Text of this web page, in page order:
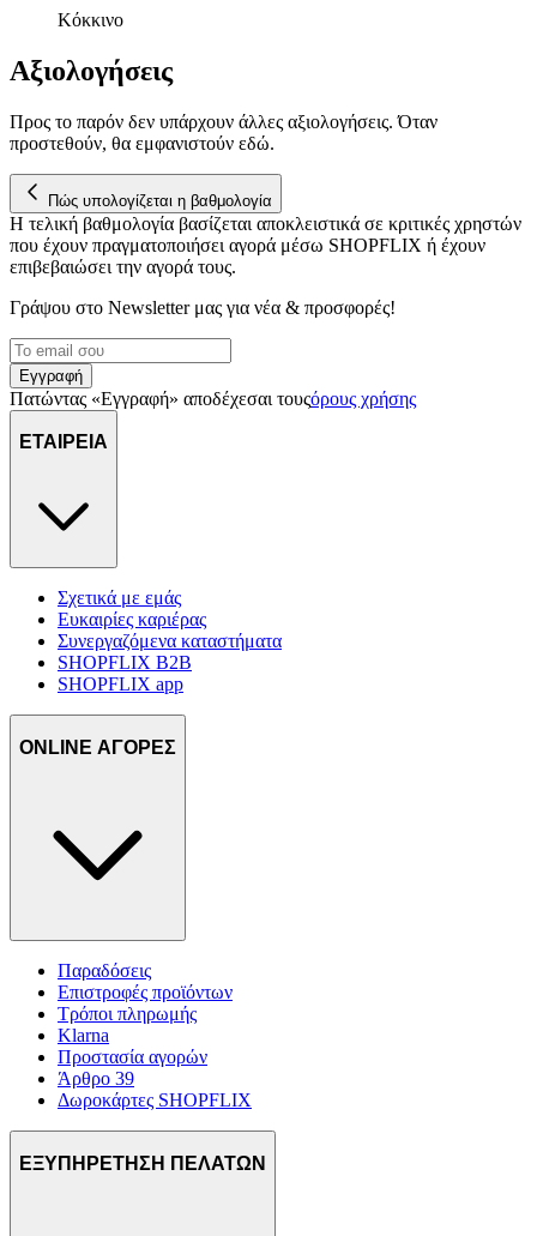
Κόκκινο
Αξιολογήσεις
Προς το παρόν δεν υπάρχουν άλλες αξιολογήσεις. Όταν
προστεθούν, θα εμφανιστούν εδώ.
Πώς υπολογίζεται η βαθμολογία
Η τελική βαθμολογία βασίζεται αποκλειστικά σε κριτικές χρηστών
που έχουν πραγματοποιήσει αγορά μέσω SHOPFLIX ή έχουν
επιβεβαιώσει την αγορά τους.
Γράψου στο Νewsletter μας για νέα & προσφορές!
Εγγραφή
Πατώντας «Εγγραφή» αποδέχεσαι τουςόρους χρήσης
ΕΤΑΙΡΕΙΑ
Σχετικά με εμάς
Ευκαιρίες καριέρας
Συνεργαζόμενα καταστήματα
SHOPFLIX B2B
SHOPFLIX app
ONLINE ΑΓΟΡΕΣ
Παραδόσεις
Επιστροφές προϊόντων
Τρόποι πληρωμής
Klarna
Προστασία αγορών
Άρθρο 39
Δωροκάρτες SHOPFLIX
ΕΞΥΠΗΡΕΤΗΣΗ ΠΕΛΑΤΩΝ